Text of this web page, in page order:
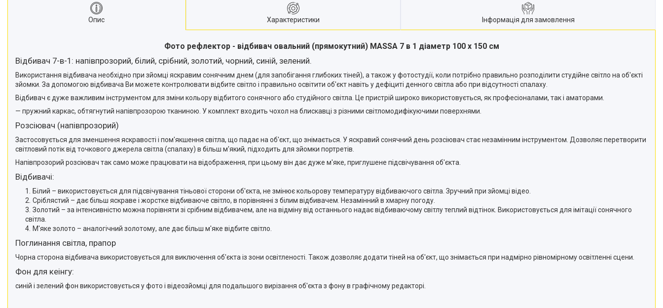
Лінзи-об'єктиви для
Сумки для студійного
Перехідники для фототехніки і
адаптери
Мікрофони, стійки, пантографи
Міні вітрові машини
Генератори диму
Аксесуари для фото-
відеозйомки
Кріплення
Аксесуари для мобільних
телефонів і смартфонів
Товари для дому
Відеоогляди наших клієнтів
Сертифікати
Опис Характеристики Інформація для замовлення
Фото рефлектор - відбивач овальний (прямокутний) MASSA 7 в 1 діаметр 100 х 150 см
Відбивач 7-в-1: напівпрозорий, білий, срібний, золотий, чорний, синій, зелений.
Використання відбивача необхідно при зйомці яскравим сонячним днем (для запобігання глибоких тіней), а також у фотостудії, коли потрібно правильно розподілити студійне світло на об'єкті
зйомки. За допомогою відбивача Ви можете контролювати відбите світло і правильно освітити об'єкт навіть у дефіциті денного світла або при відсутності спалаху.
Відбивач є дуже важливим інструментом для зміни кольору відбитого сонячного або студійного світла. Це пристрій широко використовується, як професіоналами, так і аматорами.
— пружний каркас, обтягнутий напівпрозорою тканиною. У комплект входить чохол на блискавці з різними світломодифікуючими поверхнями.
Розсіювач (напівпрозорий)
Застосовується для зменшення яскравості і пом'якшення світла, що падає на об'єкт, що знімається. У яскравий сонячний день розсіювач стає незамінним інструментом. Дозволяє перетворити
світловий потік від точкового джерела світла (спалаху) в більш м'який, підходить для зйомки портретів.
Напівпрозорий розсіювач так само може працювати на відображення, при цьому він дає дуже м'яке, приглушене підсвічування об'єкта.
Відбивачі:
Білий – використовується для підсвічування тіньової сторони об'єкта, не змінює кольорову температуру відбиваючого світла. Зручний при зйомці відео.
Сріблястий – дає більш яскраве і жорстке відбиваюче світло, в порівнянні з білим відбивачем. Незамінний в хмарну погоду.
Золотий – за інтенсивністю можна порівняти зі срібним відбивачем, але на відміну від останнього надає відбиваючому світлу теплий відтінок. Використовується для імітації сонячного
світла.
М'яке золото – аналогічний золотому, але дає більш м'яке відбите світло.
Поглинання світла, прапор
Чорна сторона відбивача використовується для виключення об'єкта із зони освітленості. Також дозволяє додати тіней на об'єкт, що знімається при надмірно рівномірному освітленні сцени.
Фон для кеінгу:
синій і зелений фон використовується у фото і відеозйомці для подальшого вирізання об'єкта з фону в графічному редакторі.